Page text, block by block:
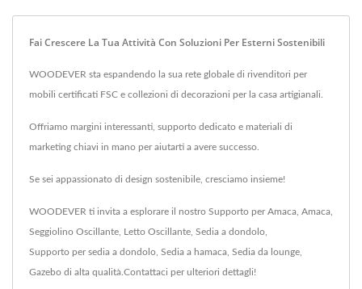
Fai Crescere La Tua Attività Con Soluzioni Per Esterni Sostenibili
WOODEVER sta espandendo la sua rete globale di rivenditori per
mobili certificati FSC e collezioni di decorazioni per la casa artigianali.
Offriamo margini interessanti, supporto dedicato e materiali di
marketing chiavi in mano per aiutarti a avere successo.
Se sei appassionato di design sostenibile, cresciamo insieme!
WOODEVER ti invita a esplorare il nostro Supporto per Amaca Amaca
Seggiolino Oscillante Letto Oscillante Sedia a dondolo
Supporto per sedia a dondolo Sedia a hamaca Sedia da lounge
Gazebo di alta qualità. Contattaci per ulteriori dettagli!